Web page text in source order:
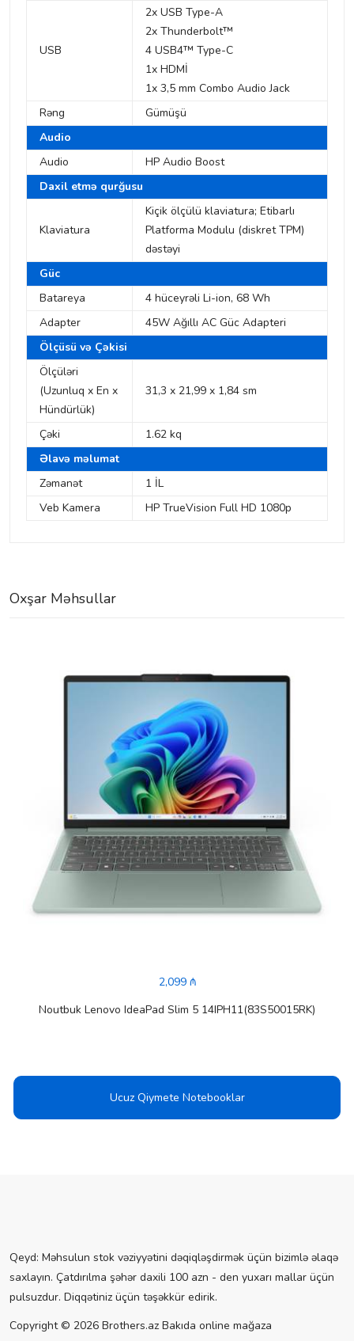
USB
2x USB Type-A
2x Thunderbolt™
4 USB4™ Type-C
1x HDMİ
1x 3,5 mm Combo Audio Jack
Rəng
Gümüşü
Audio
Audio
HP Audio Boost
Daxil etmə qurğusu
Klaviatura
Kiçik ölçülü klaviatura; Etibarlı
Platforma Modulu (diskret TPM)
dəstəyi
Güc
Batareya
4 hüceyrəli Li-ion, 68 Wh
Adapter
45W Ağıllı AC Güc Adapteri
Ölçüsü və Çəkisi
Ölçüləri
(Uzunluq x En x
Hündürlük)
31,3 x 21,99 x 1,84 sm
Çəki
1.62 kq
Əlavə məlumat
Zəmanət
1 İL
Veb Kamera
HP TrueVision Full HD 1080p
Oxşar Məhsullar
2,099 ₼
Noutbuk Lenovo IdeaPad Slim 5 14IPH11(83S50015RK)
Ucuz Qiymete Notebooklar
Qeyd: Məhsulun stok vəziyyətini dəqiqləşdirmək üçün bizimlə əlaqə
saxlayın. Çatdırılma şəhər daxili 100 azn - den yuxarı mallar üçün
pulsuzdur. Diqqətiniz üçün təşəkkür edirik.
Copyright © 2026 Brothers.az Bakıda online mağaza